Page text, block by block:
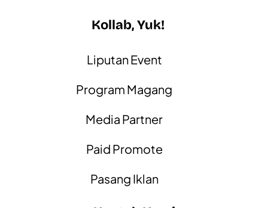
Kollab, Yuk!
Liputan Event
Program Magang
Media Partner
Paid Promote
Pasang Iklan